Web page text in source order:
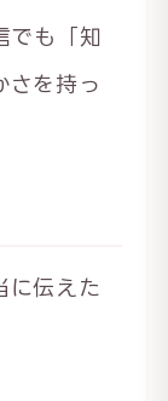
でも「知
さを持っ
に伝えた